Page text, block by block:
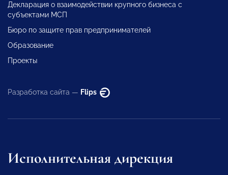
Декларация о взаимодействии крупного бизнеса с
субъектами МСП
Бюро по защите прав предпринимателей
Образование
Проекты
Разработка сайта — Flips
Исполнительная дирекция